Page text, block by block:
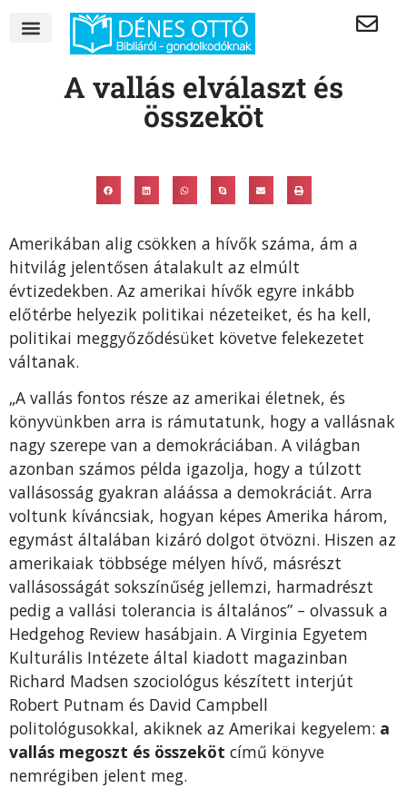
A vallás elválaszt és
összeköt
Amerikában alig csökken a hívők száma, ám a
hitvilág jelentősen átalakult az elmúlt
évtizedekben. Az amerikai hívők egyre inkább
előtérbe helyezik politikai nézeteiket, és ha kell,
politikai meggyőződésüket követve felekezetet
váltanak.
„A vallás fontos része az amerikai életnek, és
könyvünkben arra is rámutatunk, hogy a vallásnak
nagy szerepe van a demokráciában. A világban
azonban számos példa igazolja, hogy a túlzott
vallásosság gyakran aláássa a demokráciát. Arra
voltunk kíváncsiak, hogyan képes Amerika három,
egymást általában kizáró dolgot ötvözni. Hiszen az
amerikaiak többsége mélyen hívő, másrészt
vallásosságát sokszínűség jellemzi, harmadrészt
pedig a vallási tolerancia is általános” – olvassuk a
Hedgehog Review hasábjain. A Virginia Egyetem
Kulturális Intézete által kiadott magazinban
Richard Madsen szociológus készített interjút
Robert Putnam és David Campbell
politológusokkal, akiknek az Amerikai kegyelem: a
vallás megoszt és összeköt című könyve
nemrégiben jelent meg.